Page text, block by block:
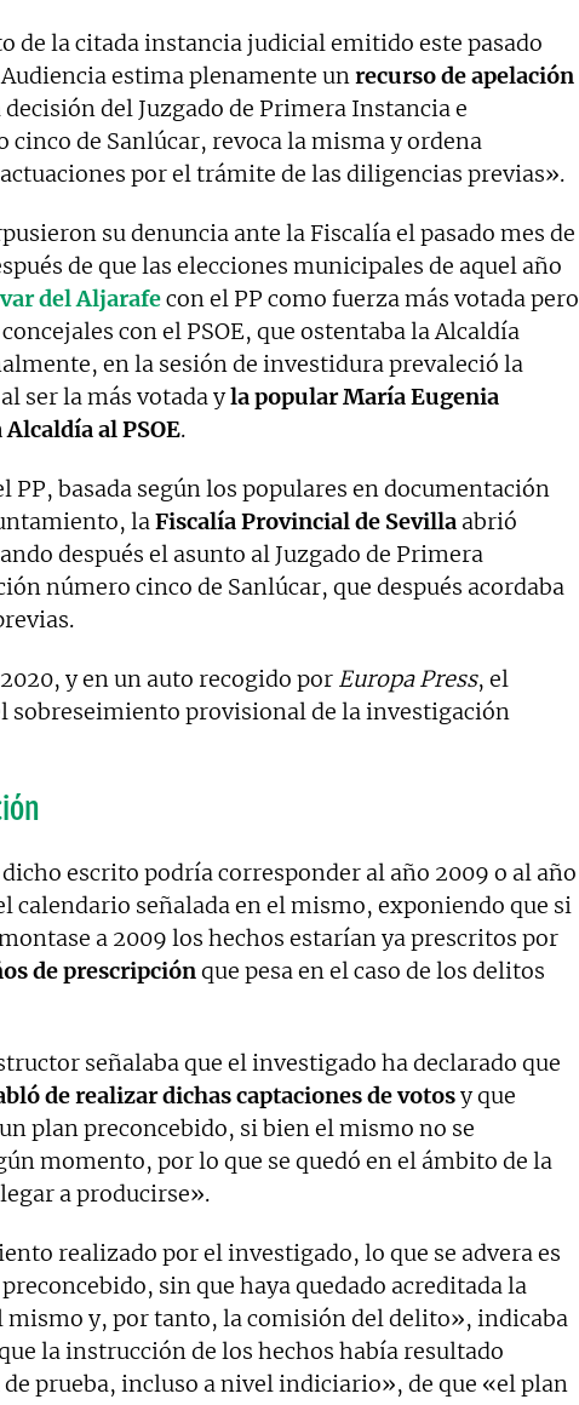
de la citada instancia judicial emitido este pasado
estima plenamente unrecurso de apelación
del Juzgado de Primera Instancia e
de Sanlúcar, revoca la misma y ordena
por el trámite de las diligencias previas».
su denuncia ante la Fiscalía el pasado mes de
de que las elecciones municipales de aquel año
del Aljarafecon el PP como fuerza más votada pero
con el PSOE, que ostentaba la Alcaldía
en la sesión de investidura prevaleció la
ser la más votada yla popular María Eugenia
al PSOE.
PP, basada según los populares en documentación
laFiscalía Provincial de Sevilla abrió
después el asunto al Juzgado de Primera
número cinco de Sanlúcar, que después acordaba
y en un auto recogido por Europa Press, el
sobreseimiento provisional de la investigación
escrito podría corresponder al año 2009 o al año
calendario señalada en el mismo, exponiendo que si
a 2009 los hechos estarían ya prescritos por
de prescripciónque pesa en el caso de los delitos
señalaba que el investigado ha declarado que
de realizar dichas captaciones de votosy que
plan preconcebido, si bien el mismo no se
momento, por lo que se quedó en el ámbito de la
a producirse».
realizado por el investigado, lo que se advera es
sin que haya quedado acreditada la
y, por tanto, la comisión del delito», indicaba
la instrucción de los hechos había resultado
prueba, incluso a nivel indiciario», de que «el plan